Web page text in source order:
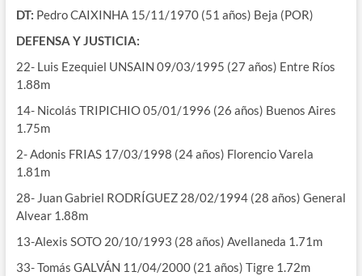
DT: Pedro CAIXINHA 15/11/1970 (51 años) Beja (POR)
DEFENSA Y JUSTICIA:
22- Luis Ezequiel UNSAIN 09/03/1995 (27 años) Entre Ríos
1.88m
14- Nicolás TRIPICHIO 05/01/1996 (26 años) Buenos Aires
1.75m
2- Adonis FRIAS 17/03/1998 (24 años) Florencio Varela
1.81m
28- Juan Gabriel RODRÍGUEZ 28/02/1994 (28 años) General
Alvear 1.88m
13-Alexis SOTO 20/10/1993 (28 años) Avellaneda 1.71m
33- Tomás GALVÁN 11/04/2000 (21 años) Tigre 1.72m